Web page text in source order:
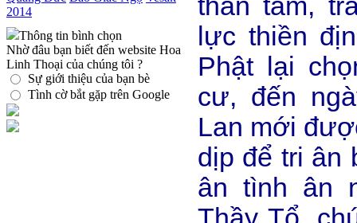
2014
Thông tin bình chọn
Nhờ đâu bạn biết đến website Hoa
Linh Thoại của chúng tôi ?
Sự giới thiệu của bạn bè
Tình cờ bắt gặp trên Google
thân tâm,
lực thiền
Phật lại
cư, đến
Lan mới
dịp để tri ân
ân tình ân